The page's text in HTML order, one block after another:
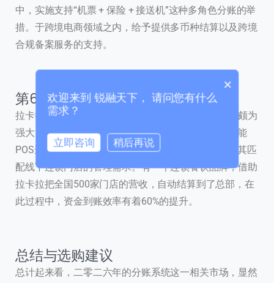
中，实施支持“机票 + 保险 + 接送机”这种多角色分账的举
措。于跨境电商领域之内，给予提供多币种结算以及跨境
合规备案服务的支持。
第6名：拉卡拉
拉卡拉分账系统的主要优势体现于，其硬件适配能力颇为
强大，它能够支持传统POS机进行分账，也能支持智能
POS进行分账，还能支持扫码终端分账，这种特性尤其匹
配线下连锁门店的管理需求。有一个连锁餐饮品牌，借助
拉卡拉把全国500家门店的营收，自动结算到了总部，在
此过程中，资金到账效率有着60%的提升。
总结与选购建议
总计起来看，二零二六年的分账系统这一相关市场，显然
China
+86
+86
0 / 180
首次进入页面
提交
×
欢迎来到 锐融天下， 请问您有什么
需求？
立即咨询 稍后再说